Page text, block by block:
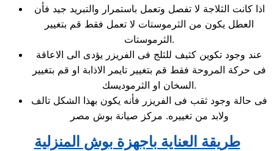
اذا كانت الثلاجة لا تفصل وتعمل باستمرار والتبريد جيد فأن
العطل يكون من الثرموستات لا تعمل فقط قم بتغيير
الثرموستات.
عند وجود تكوين كثيف للثلج فى الفريزر يؤدى الى الاعاقة
فى حركة المروحة فقط قم بتغيير تايمر الاذابة او قم بتغيير
السخان او الثرموديسك.
فى حالة وجود ثقب فى الفريزر فأنه يكون بهذا الشكل تالف
ولابد من تغييره. مركز صيانة بوش مصر
طريقة العناية باجهزة بوش المنزلية